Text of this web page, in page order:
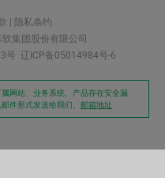
| 隐私条约
集团股份有限公司
号 辽ICP备05014984号-6
网站、业务系统、产品存在安全漏
件形式发送给我们。 邮箱地址